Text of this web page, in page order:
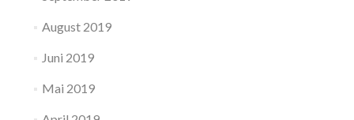
August 2019
Juni 2019
Mai 2019